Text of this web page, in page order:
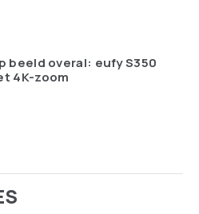
beeld overal: eufy S350
4K-zoom